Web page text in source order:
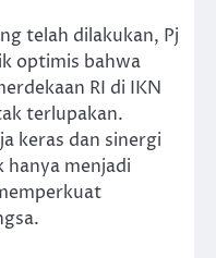
telah dilakukan, Pj
optimis bahwa
RI di IKN
terlupakan.
keras dan sinergi
hanya menjadi